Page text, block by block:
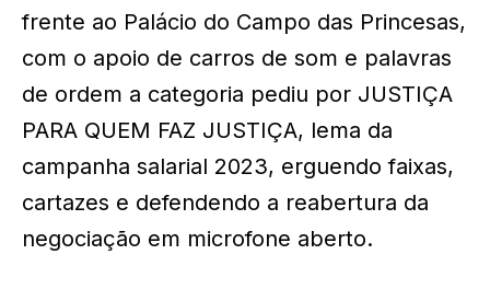
frente ao Palácio do Campo das Princesas,
com o apoio de carros de som e palavras
de ordem a categoria pediu por JUSTIÇA
PARA QUEM FAZ JUSTIÇA, lema da
campanha salarial 2023, erguendo faixas,
cartazes e defendendo a reabertura da
negociação em microfone aberto.